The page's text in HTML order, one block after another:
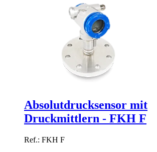
Absolutdrucksensor mit
Druckmittlern - FKH F
Ref.: FKH F